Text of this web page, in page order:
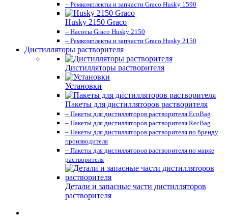
– Ремкомплекты и запчасти Graco Husky 1590
Husky 2150 Graco
– Насосы Graco Husky 2150
– Ремкомплекты и запчасти Graco Husky 2150
Дистилляторы растворителя
Дистилляторы растворителя
Установки
Пакеты для дистилляторов растворителя
– Пакеты для дистилляторов растворителя EcoBag
– Пакеты для дистилляторов растворителя RecBag
– Пакеты для дистилляторов растворителя по бренду
производителя
– Пакеты для дистилляторов растворителя по марке
растворителя
Детали и запасные части дистилляторов
растворителя